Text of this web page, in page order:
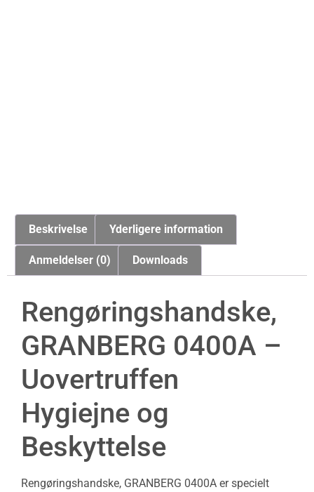
Beskrivelse Yderligere information
Anmeldelser (0) Downloads
Rengøringshandske,
GRANBERG 0400A –
Uovertruffen
Hygiejne og
Beskyttelse
Rengøringshandske, GRANBERG 0400A er specielt